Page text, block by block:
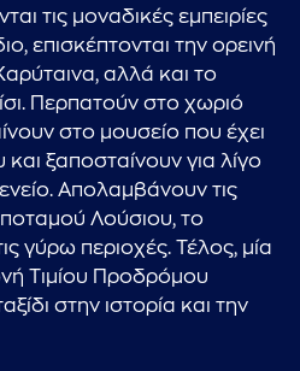
τις μοναδικές εμπειρίες
επισκέπτονται την ορεινή
αλλά και το
Περπατούν στο χωριό
στο μουσείο που έχει
και ξαποσταίνουν για λίγο
Απολαμβάνουν τις
Λούσιου, το
γύρω περιοχές. Τέλος, μία
Τιμίου Προδρόμου
στην ιστορία και την